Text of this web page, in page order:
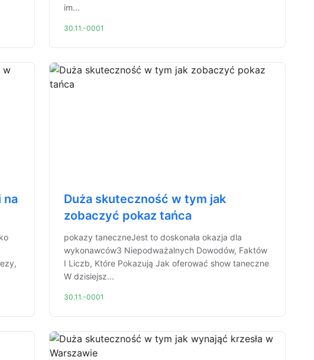
im...
30.11.-0001
na
Duża skuteczność w tym jak
zobaczyć pokaz tańca
pokazy taneczneJest to doskonała okazja dla
wykonawców3 Niepodważalnych Dowodów, Faktów
I Liczb, Które Pokazują Jak oferować show taneczne
W dzisiejsz...
30.11.-0001